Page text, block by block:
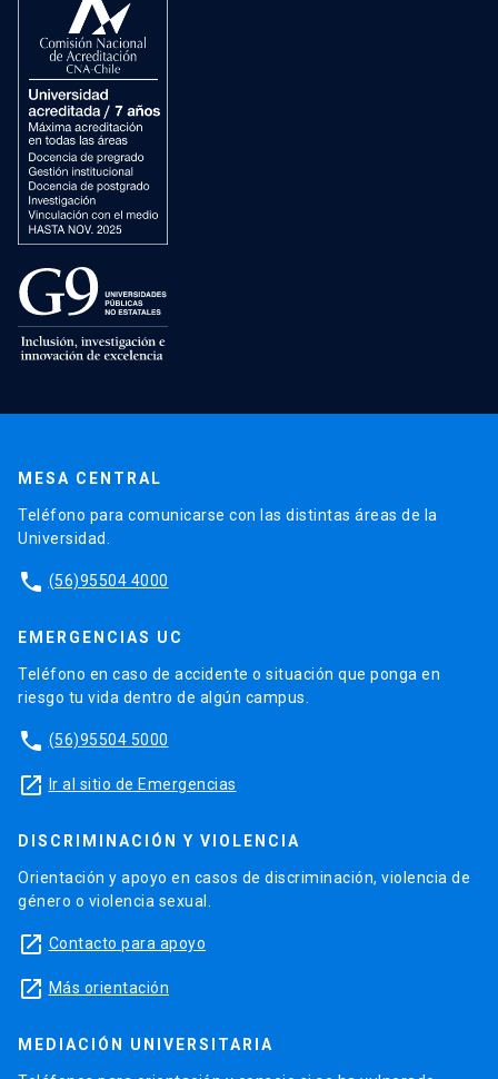
MESA CENTRAL
Teléfono para comunicarse con las distintas áreas de la
Universidad.
phone (56)95504 4000
EMERGENCIAS UC
Teléfono en caso de accidente o situación que ponga en
riesgo tu vida dentro de algún campus.
phone (56)95504 5000
launch Ir al sitio de Emergencias
DISCRIMINACIÓN Y VIOLENCIA
Orientación y apoyo en casos de discriminación, violencia de
género o violencia sexual.
launch Contacto para apoyo
launch Más orientación
MEDIACIÓN UNIVERSITARIA